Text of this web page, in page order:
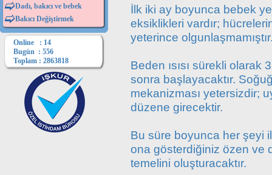
Dadı, bakıcı ve bebek
Bakıcı Değiştirmek
Online : 14
Bugün : 556
Toplam : 2863818
İlk iki ay boyunca bebek
eksiklikleri vardır;
yeterince
Beden ısısı sürekli
sonra başlayacaktır.
mekanizması yetersizdir;
düzene girecektir.
Bu süre boyunca her şeyi
ona gösterdiğiniz özen ve
temelini oluşturacaktır.